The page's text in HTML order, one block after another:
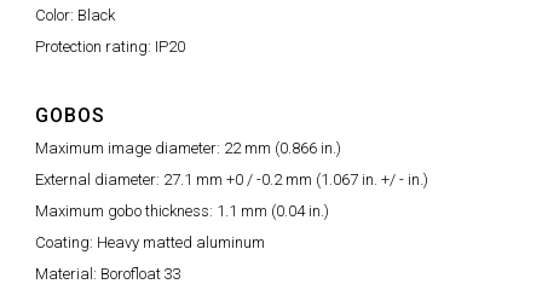
Color: Black
Protection rating: IP20
GOBOS
Maximum image diameter: 22 mm (0.866 in.)
External diameter: 27.1 mm +0 / -0.2 mm (1.067 in. +/ - in.)
Maximum gobo thickness: 1.1 mm (0.04 in.)
Coating: Heavy matted aluminum
Material: Borofloat 33